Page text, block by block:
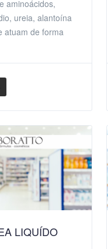
aminoácidos,
ureia, alantoína
atuam de forma
LIQUÍDO